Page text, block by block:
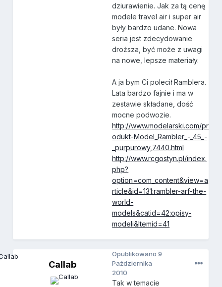
dziurawienie. Jak za tą cenę
modele travel air i super air
były bardzo udane. Nowa
seria jest zdecydowanie
droższa, być może z uwagi
na nowe, lepsze materiały.
A ja bym Ci polecił Ramblera.
Lata bardzo fajnie i ma w
zestawie składane, dość
mocne podwozie.
http://www.modelarski.com/pr
odukt-Model_Rambler_-_45_-
_purpurowy,7440.html
http://www.rcgostyn.pl/index.
php?
option=com_content&view=a
rticle&id=131:rambler-arf-the-
world-
models&catid=42:opisy-
modeli&Itemid=41
Callab
Opublikowano9
Października
2010
Tak w temacie